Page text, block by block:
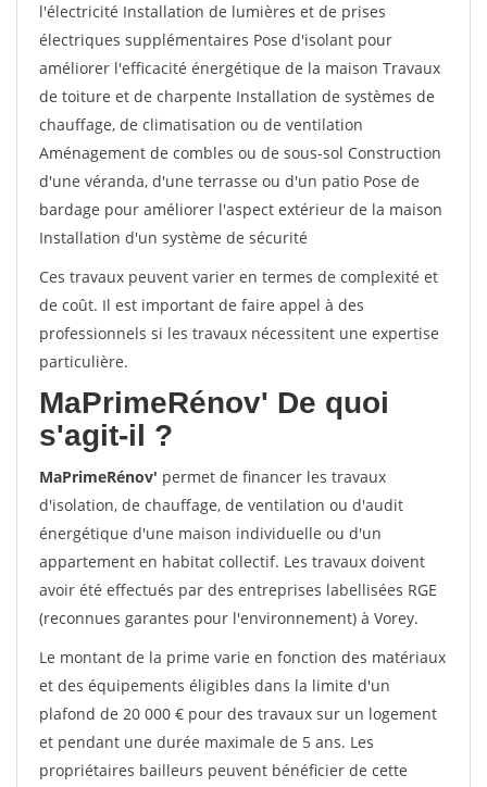
l'électricité Installation de lumières et de prises
électriques supplémentaires Pose d'isolant pour
améliorer l'efficacité énergétique de la maison Travaux
de toiture et de charpente Installation de systèmes de
chauffage, de climatisation ou de ventilation
Aménagement de combles ou de sous-sol Construction
d'une véranda, d'une terrasse ou d'un patio Pose de
bardage pour améliorer l'aspect extérieur de la maison
Installation d'un système de sécurité
Ces travaux peuvent varier en termes de complexité et
de coût. Il est important de faire appel à des
professionnels si les travaux nécessitent une expertise
particulière.
MaPrimeRénov' De quoi
s'agit-il ?
MaPrimeRénov' permet de financer les travaux
d'isolation, de chauffage, de ventilation ou d'audit
énergétique d'une maison individuelle ou d'un
appartement en habitat collectif. Les travaux doivent
avoir été effectués par des entreprises labellisées RGE
(reconnues garantes pour l'environnement) à Vorey.
Le montant de la prime varie en fonction des matériaux
et des équipements éligibles dans la limite d'un
plafond de 20 000 € pour des travaux sur un logement
et pendant une durée maximale de 5 ans. Les
propriétaires bailleurs peuvent bénéficier de cette